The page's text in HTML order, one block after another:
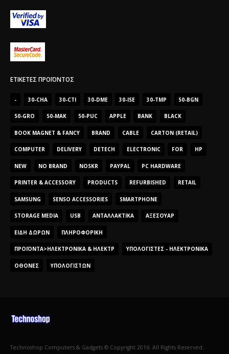
ΕΤΙΚΈΤΕΣ ΠΡΟΪΌΝΤΟΣ
- 30-CHA 30-CTI 30-DME 30-ISE 30-TMP 50-BGN
50-GRO 50-MAK 50-PUC APPLE BANK BLACK
BOOK MAGNET & FANCY BRAND CABLE CARTON (RETAIL)
COMPUTER DELIVERY DETECH ELECTRONIC FOR HP
NEW NO BRAND NOSKR PAYPAL PC HARDWARE
PRINTER & ACCESSORY PRODUCTS REFURBISHED RETAIL
SAMSUNG SENSO ACCESSORIES SMARTPHONE
STORAGE MEDIA USB ΑΝΤΑΛΛΑΚΤΙΚΆ ΑΞΕΣΟΥΆΡ
ΕΊΔΗ ΔΏΡΩΝ ΠΛΗΡΟΦΟΡΙΚΉ
ΠΡΟΪΌΝΤΑ>ΗΛΕΚΤΡΟΝΙΚΆ & ΗΛΕΚΤΡ ΥΠΟΛΟΓΙΣΤΈΣ - ΗΛΕΚΤΡΟΝΙΚΆ
ΟΘΌΝΕΣ ΥΠΟΛΟΓΙΣΤΏΝ
Technoshop Computers & Gadgets © Copyright 2016. All Rights Reserved.